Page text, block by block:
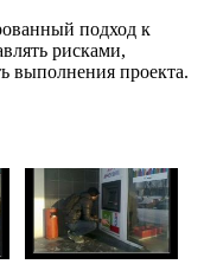
подход к
рисками,
выполнения проекта.